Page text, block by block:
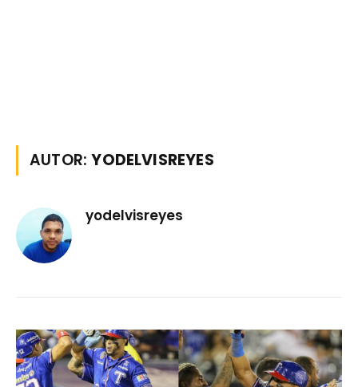
AUTOR:YODELVISREYES
yodelvisreyes